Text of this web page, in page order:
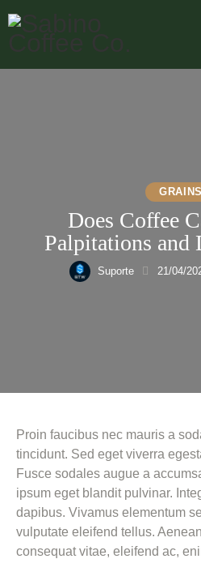
GRAINS
Does Сoffee
Palpitations and
Suporte 21/04/
Proin faucibus nec mauris a
tincidunt. Sed eget viverra
Fusce sodales augue a
ipsum eget blandit pulvinar.
dapibus. Vivamus elementum
vulputate eleifend tellus.
consequat vitae, eleifend ac,